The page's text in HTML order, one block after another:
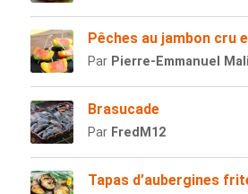
Pêches au jambon cru
Par Pierre-Emmanuel
Brasucade
Par FredM12
Tapas d’aubergines